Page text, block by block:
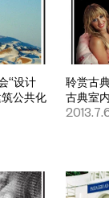
“设计
公共化
聆赏古
古典室